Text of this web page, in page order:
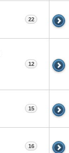
22
12
15
16